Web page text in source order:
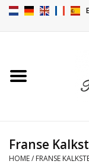
Toebehoren
Franse
HOME/ FRANSE